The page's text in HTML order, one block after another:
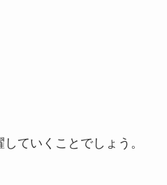
ていくことでしょう。